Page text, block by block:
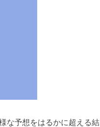
な予想をはるかに超える結